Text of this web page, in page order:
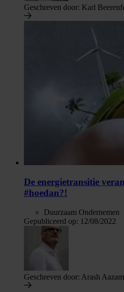
Geschreven door: Karl
De energietransitie
#hoedan?!
Duurzaam Ondernemen
Gepubliceerd op: 12/08/2022
Geschreven door: Arash